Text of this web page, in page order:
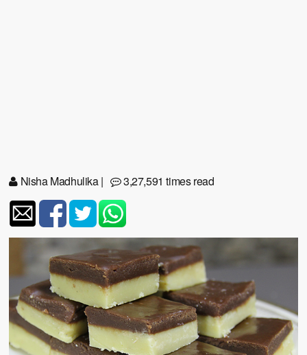
Nisha Madhulika| 3,27,591 times read